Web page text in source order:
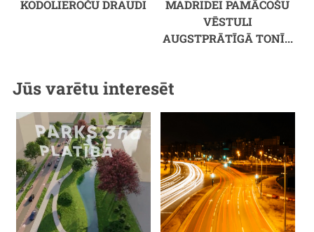
KODOLIEROČU DRAUDI
MADRIDEI PAMĀCOŠU
VĒSTULI
AUGSTPRĀTĪGĀ TONĪ...
Jūs varētu interesēt